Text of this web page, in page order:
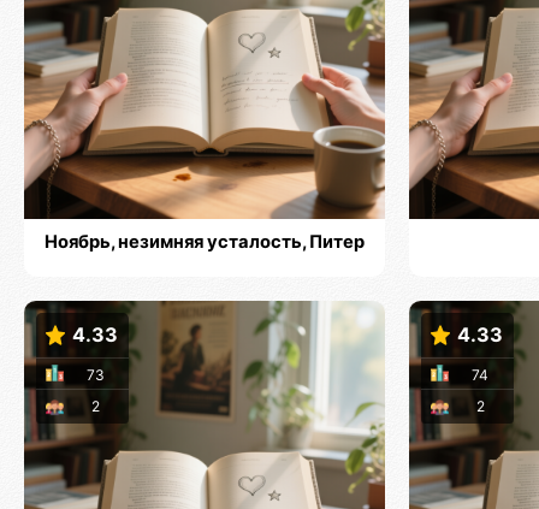
Ноябрь, незимняя усталость, Питер
4.33
2
73
4.33
2
74